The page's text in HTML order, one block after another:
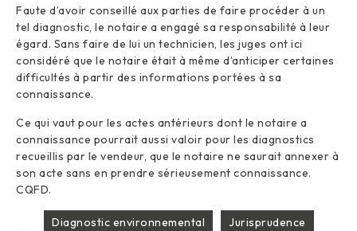
Faute d’avoir conseillé aux parties de faire procéder à un
tel diagnostic, le notaire a engagé sa responsabilité à leur
égard. Sans faire de lui un technicien, les juges ont ici
considéré que le notaire était à même d’anticiper certaines
difficultés à partir des informations portées à sa
connaissance.
Ce qui vaut pour les actes antérieurs dont le notaire a
connaissance pourrait aussi valoir pour les diagnostics
recueillis par le vendeur, que le notaire ne saurait annexer à
son acte sans en prendre sérieusement connaissance.
CQFD.
Diagnostic environnemental
Jurisprudence